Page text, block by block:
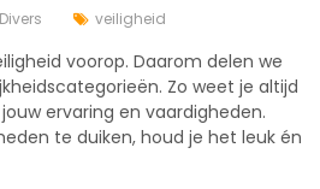
veiligheid
voorop. Daarom delen we
Zo weet je altijd
ervaring en vaardigheden.
te duiken, houd je het leuk én